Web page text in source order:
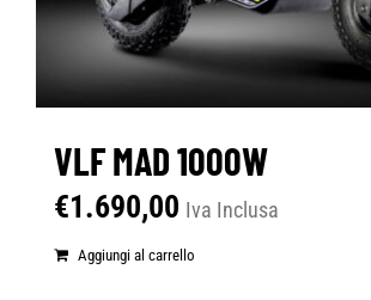
VLF MAD 1000W
€1.690,00 Iva Inclusa
Aggiungi al carrello